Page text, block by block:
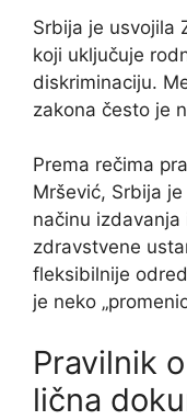
Srbija je usvojila
koji uključuje
diskriminaciju.
zakona često je
Prema rečima
Mršević, Srbija
načinu
zdravstvene
fleksibilnije
je neko
Pravilnik
lična